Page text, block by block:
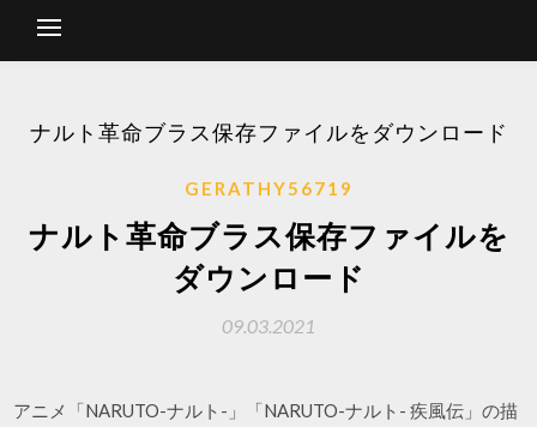
ナルト革命ブラス保存ファイルをダウンロード
GERATHY56719
ナルト革命ブラス保存ファイルを
ダウンロード
09.03.2021
アニメ「NARUTO-ナルト-」「NARUTO-ナルト- 疾風伝」の描